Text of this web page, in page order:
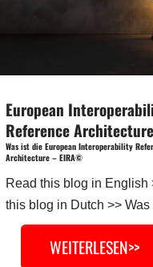
European
Reference
Was ist die European Interoperability
Architecture – EIRA©
Read this blog in English
this blog in Dutch >>
WEITERLESEN>>